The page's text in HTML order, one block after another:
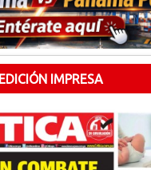
EDICIÓN IMPRESA